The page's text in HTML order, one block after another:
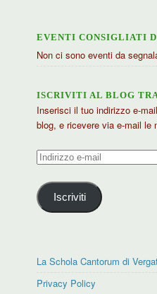
EVENTI CONSIGLIATI
Non ci sono eventi da
ISCRIVITI AL BLOG
Inserisci il tuo indirizzo e-
blog, e ricevere via e-mail le
Indirizzo
mail
Iscriviti
La Schola Cantorum di
Privacy Policy